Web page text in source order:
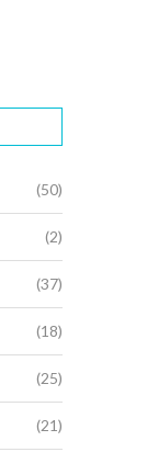
(50)
(2)
(37)
(18)
(25)
(21)